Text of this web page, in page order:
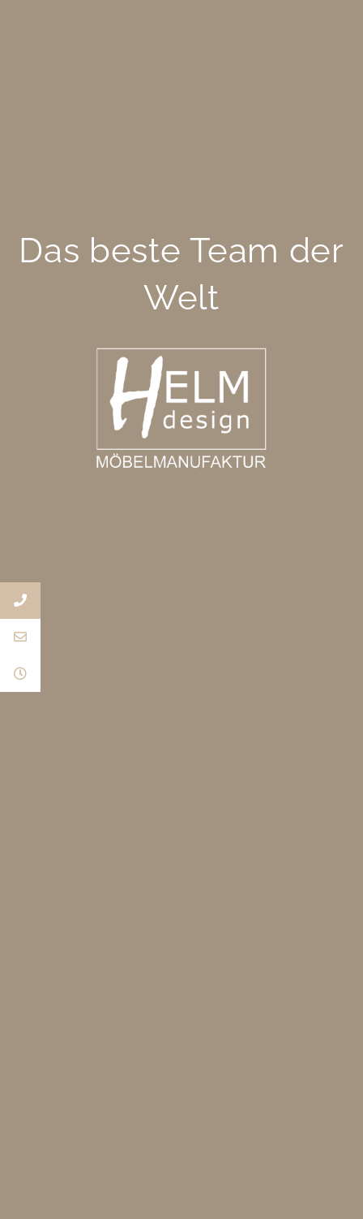
Das beste Team der
Welt